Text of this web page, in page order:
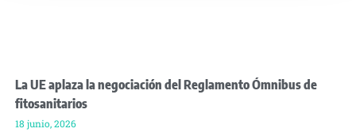
La UE aplaza la negociación del Reglamento Ómnibus de
fitosanitarios
18 junio, 2026